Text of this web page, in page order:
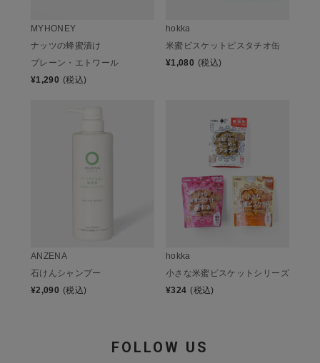
MYHONEY
ナッツの蜂蜜漬け
プレーン・エトワール
¥1,290 (税込)
hokka
米蜜ビスケットピスタチオ缶
¥1,080 (税込)
ANZENA
石けんシャンプー
¥2,090 (税込)
hokka
小さな米蜜ビスケットシリーズ
¥324 (税込)
FOLLOW US